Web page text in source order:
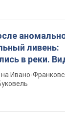
сборную
на
спортсменов